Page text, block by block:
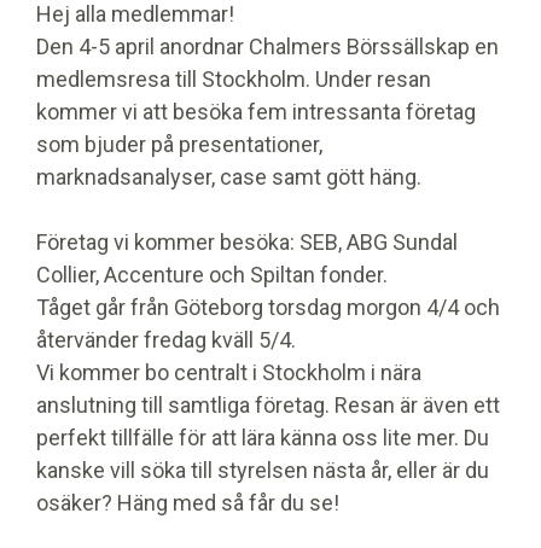
Hej alla medlemmar!
Den 4-5 april anordnar Chalmers Börssällskap en
medlemsresa till Stockholm. Under resan
kommer vi att besöka fem intressanta företag
som bjuder på presentationer,
marknadsanalyser, case samt gött häng.
Företag vi kommer besöka: SEB, ABG Sundal
Collier, Accenture och Spiltan fonder.
Tåget går från Göteborg torsdag morgon 4/4 och
återvänder fredag kväll 5/4.
Vi kommer bo centralt i Stockholm i nära
anslutning till samtliga företag. Resan är även ett
perfekt tillfälle för att lära känna oss lite mer. Du
kanske vill söka till styrelsen nästa år, eller är du
osäker? Häng med så får du se!